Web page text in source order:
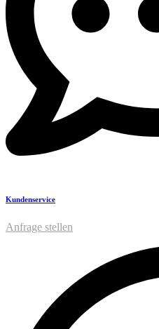
Kundenservice
Anfrage stellen